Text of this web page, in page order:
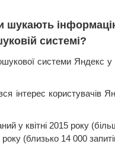
шукають
системі?
системи Яндекс
інтерес користувачів
у квітні 2015 року
(близько 14 000